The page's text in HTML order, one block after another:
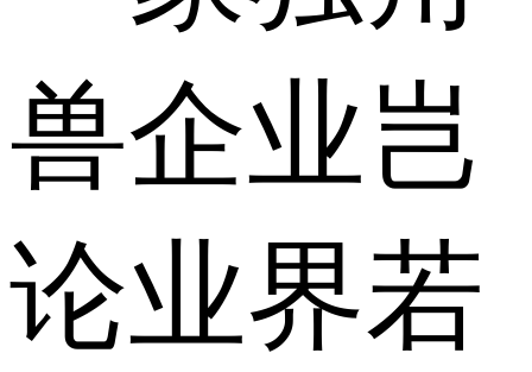
兽企业岂
论业界若